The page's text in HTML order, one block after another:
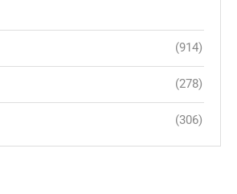
(914)
(278)
(306)